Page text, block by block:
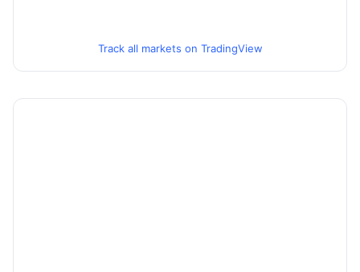
Track all markets on TradingView